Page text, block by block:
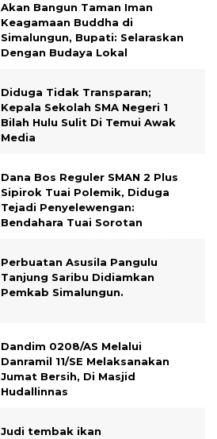
Akan Bangun Taman Iman
Keagamaan Buddha di
Simalungun, Bupati: Selaraskan
Dengan Budaya Lokal
Diduga Tidak Transparan;
Kepala Sekolah SMA Negeri 1
Bilah Hulu Sulit Di Temui Awak
Media
Dana Bos Reguler SMAN 2 Plus
Sipirok Tuai Polemik, Diduga
Tejadi Penyelewengan:
Bendahara Tuai Sorotan
Perbuatan Asusila Pangulu
Tanjung Saribu Didiamkan
Pemkab Simalungun.
Dandim 0208/AS Melalui
Danramil 11/SE Melaksanakan
Jumat Bersih, Di Masjid
Hudallinnas
Judi tembak ikan